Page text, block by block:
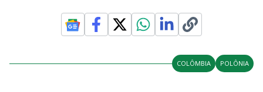
COLÔMBIA POLÔNIA